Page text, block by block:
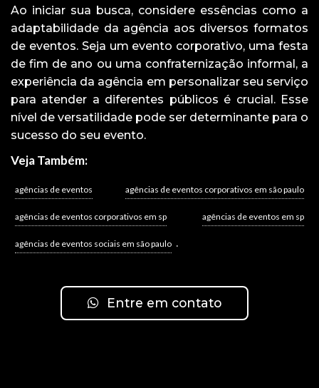
Ao iniciar sua busca, considere essências como a
adaptabilidade da agência aos diversos formatos
de eventos. Seja um evento corporativo, uma festa
de fim de ano ou uma confraternização informal, a
experiência da agência em personalizar seu serviço
para atender a diferentes públicos é crucial. Esse
nível de versatilidade pode ser determinante para o
sucesso do seu evento.
Veja Também:
agências de eventos agências de eventos corporativos em são paulo
agências de eventos corporativos em sp agências de eventos em sp
agências de eventos sociais em são paulo .
Entre em contato